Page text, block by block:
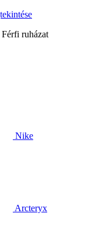
Férfi ruházat
Nike
Arcteryx